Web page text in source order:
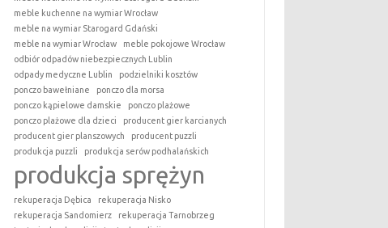
meble kuchenne na wymiar Wrocław
meble na wymiar Starogard Gdański
meble na wymiar Wrocław
meble pokojowe Wrocław
odbiór odpadów niebezpiecznych Lublin
odpady medyczne Lublin
podzielniki kosztów
ponczo bawełniane
ponczo dla morsa
ponczo kąpielowe damskie
ponczo plażowe
ponczo plażowe dla dzieci
producent gier karcianych
producent gier planszowych
producent puzzli
produkcja puzzli
produkcja serów podhalańskich
produkcja sprężyn
rekuperacja Dębica
rekuperacja Nisko
rekuperacja Sandomierz
rekuperacja Tarnobrzeg